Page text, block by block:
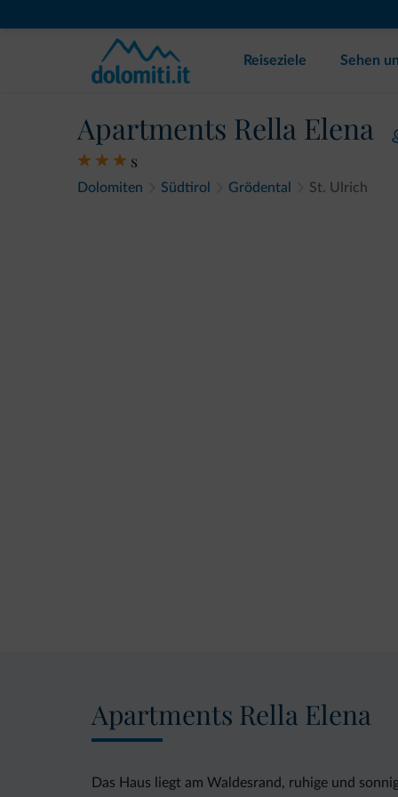
Reiseziele Sehen
Apartments Rella Elena
s
Dolomiten Südtirol Grödental St. Ulrich
Apartments Rella Elena
Das Haus liegt am Waldesrand, ruhige und